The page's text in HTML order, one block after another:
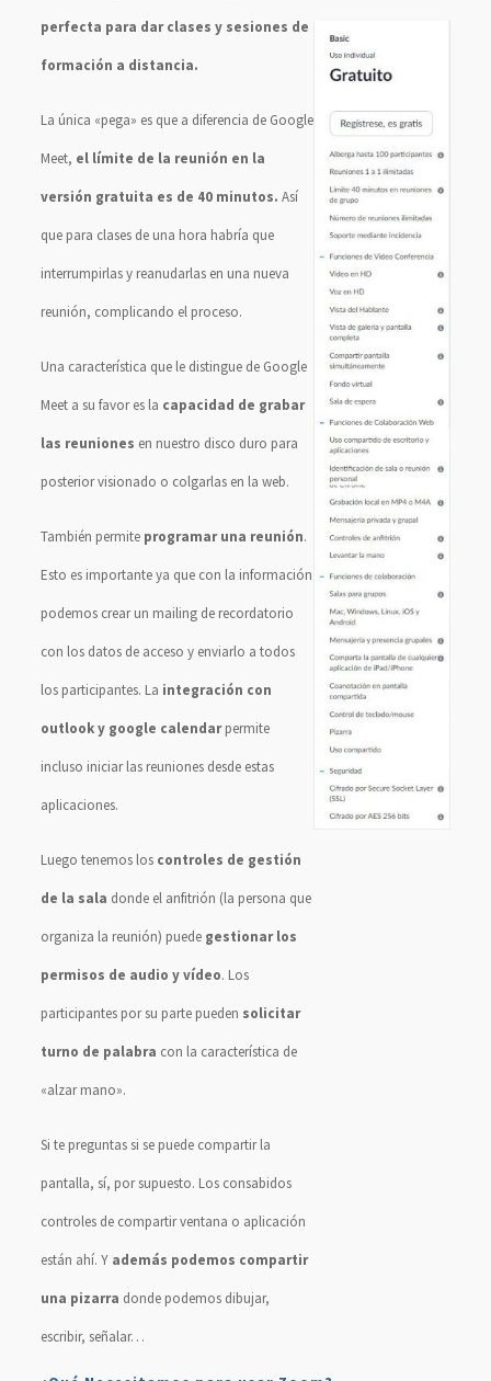
perfecta para dar clases y sesiones de
formación a distancia.
La única «pega» es que a diferencia de Google
Meet, el límite de la reunión en la
versión gratuita es de 40 minutos. Así
que para clases de una hora habría que
interrumpirlas y reanudarlas en una nueva
reunión, complicando el proceso.
Una característica que le distingue de Google
Meet a su favor es la capacidad de grabar
las reuniones en nuestro disco duro para
posterior visionado o colgarlas en la web.
También permite programar una reunión.
Esto es importante ya que con la información
podemos crear un mailing de recordatorio
con los datos de acceso y enviarlo a todos
los participantes. La integración con
outlook y google calendarpermite
incluso iniciar las reuniones desde estas
aplicaciones.
Luego tenemos los controles de gestión
de la sala donde el anfitrión (la persona que
organiza la reunión) puede gestionar los
permisos de audio y vídeo. Los
participantes por su parte pueden solicitar
turno de palabra con la característica de
«alzar mano».
Si te preguntas si se puede compartir la
pantalla, sí, por supuesto. Los consabidos
controles de compartir ventana o aplicación
están ahí. Y además podemos compartir
una pizarra donde podemos dibujar,
escribir, señalar…